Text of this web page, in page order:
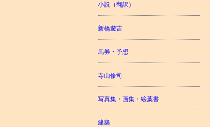
小説（翻訳）
新橋遊吉
馬券・予想
寺山修司
写真集・画集・絵葉書
建築